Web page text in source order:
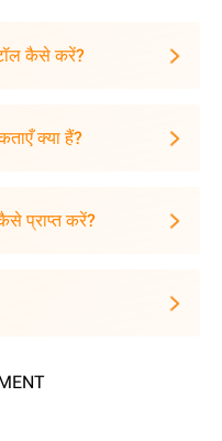
कैसे करें?
क्या हैं?
प्राप्त करें?